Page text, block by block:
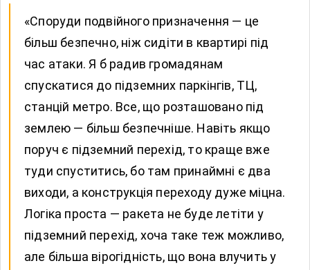
«Споруди подвійного призначення — це
більш безпечно, ніж сидіти в квартирі під
час атаки. Я б радив громадянам
спускатися до підземних паркінгів, ТЦ,
станцій метро. Все, що розташовано під
землею — більш безпечніше. Навіть якщо
поруч є підземний перехід, то краще вже
туди спуститись, бо там принаймні є два
виходи, а конструкція переходу дуже міцна.
Логіка проста — ракета не буде летіти у
підземний перехід, хоча таке теж можливо,
але більша вірогідність, що вона влучить у